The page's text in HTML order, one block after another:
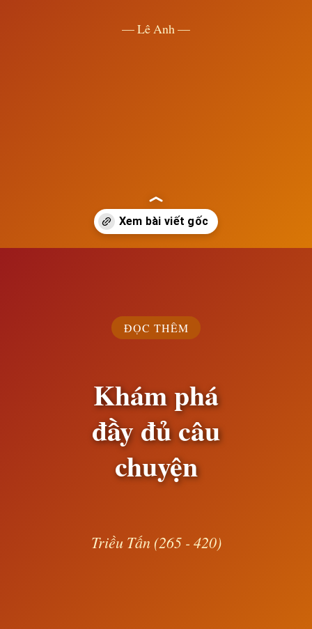
— Lê Anh —
ĐỌC THÊM
Khám phá
đầy đủ câu
chuyện
Triều Tấn (265 - 420)